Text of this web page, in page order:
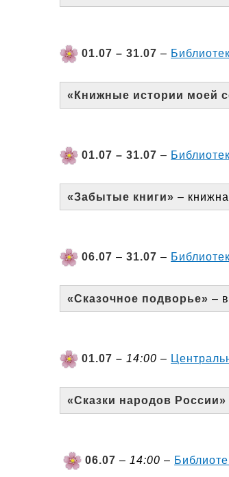
01.07 – 31.07 –
«Книжные истории моей
01.07 – 31.07 –
«Забытые книги» –
06.07 –31.07 –
«Сказочное подворье» –
01.07 – 14:00 –
«Сказки народов России»
06.07 – 14:00 –